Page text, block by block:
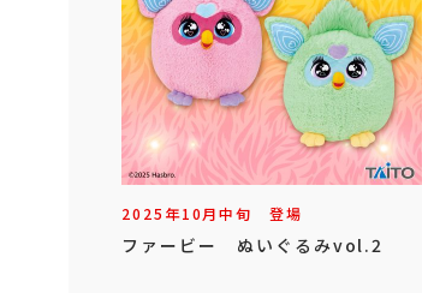
2025年10月中旬 登場
ファービー ぬいぐるみvol.2